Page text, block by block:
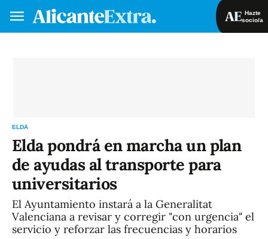
Hazte
socio/a
ELDA
Elda pondrá en marcha un plan
de ayudas al transporte para
universitarios
El Ayuntamiento instará a la Generalitat
Valenciana a revisar y corregir "con urgencia" el
servicio y reforzar las frecuencias y horarios